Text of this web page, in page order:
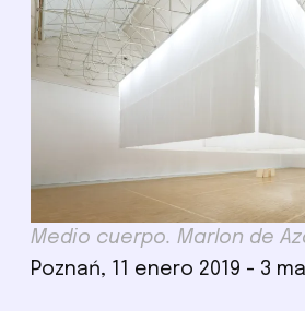
Medio cuerpo. Marlon de
Poznań, 11 enero 2019 - 3